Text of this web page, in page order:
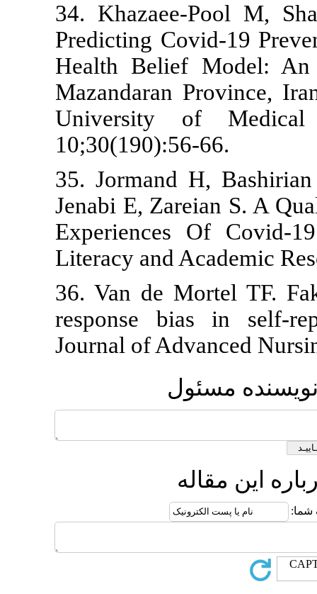
34.
Predicting
Health
Mazandaran
University
35.
Jenabi E,
Literacy and
36. Van de
response
Journal of